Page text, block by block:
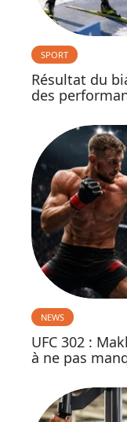
SPORT
Résultat du
des
NEWS
UFC 302 :
à ne pas